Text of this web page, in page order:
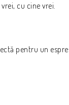
cu cine vrei.
pentru un